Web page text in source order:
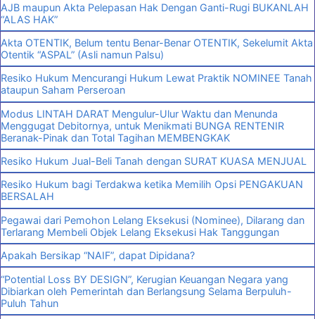
AJB maupun Akta Pelepasan Hak Dengan Ganti-Rugi BUKANLAH
“ALAS HAK”
Akta OTENTIK, Belum tentu Benar-Benar OTENTIK, Sekelumit Akta
Otentik “ASPAL” (Asli namun Palsu)
Resiko Hukum Mencurangi Hukum Lewat Praktik NOMINEE Tanah
ataupun Saham Perseroan
Modus LINTAH DARAT Mengulur-Ulur Waktu dan Menunda
Menggugat Debitornya, untuk Menikmati BUNGA RENTENIR
Beranak-Pinak dan Total Tagihan MEMBENGKAK
Resiko Hukum Jual-Beli Tanah dengan SURAT KUASA MENJUAL
Resiko Hukum bagi Terdakwa ketika Memilih Opsi PENGAKUAN
BERSALAH
Pegawai dari Pemohon Lelang Eksekusi (Nominee), Dilarang dan
Terlarang Membeli Objek Lelang Eksekusi Hak Tanggungan
Apakah Bersikap “NAIF”, dapat Dipidana?
“Potential Loss BY DESIGN”, Kerugian Keuangan Negara yang
Dibiarkan oleh Pemerintah dan Berlangsung Selama Berpuluh-
Puluh Tahun